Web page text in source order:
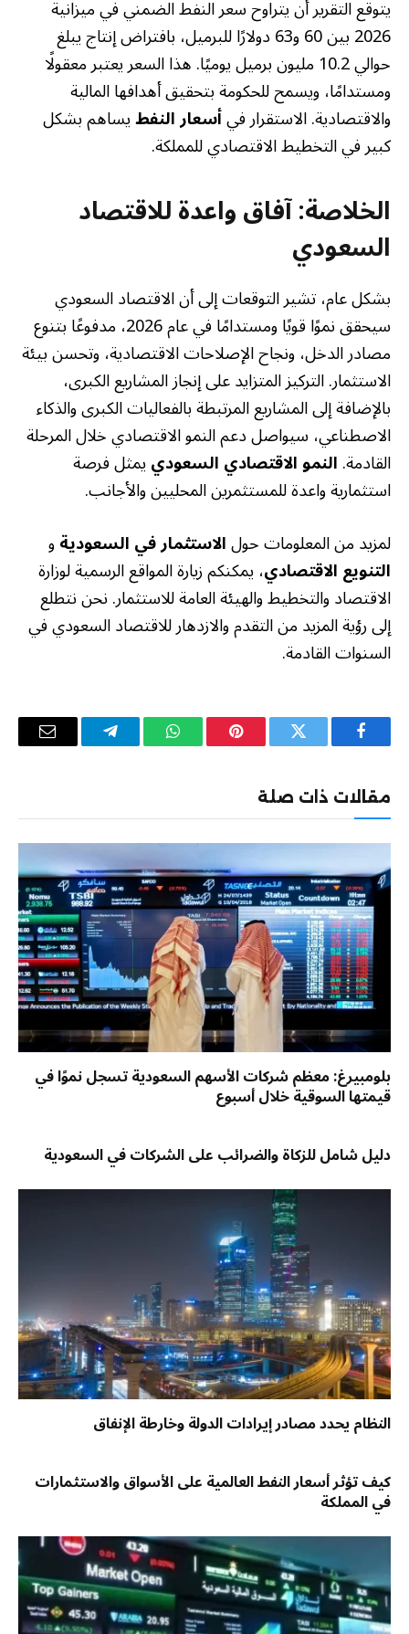
يتوقع التقرير أن يتراوح سعر النفط الضمني في ميزانية
2026 بين 60 و63 دولارًا للبرميل، بافتراض إنتاج يبلغ
حوالي 10.2 مليون برميل يوميًا. هذا السعر يعتبر معقولًا
ومستدامًا، ويسمح للحكومة بتحقيق أهدافها المالية
والاقتصادية. الاستقرار فيأسعار النفطيساهم بشكل
كبير في التخطيط الاقتصادي للمملكة.
الخلاصة: آفاق واعدة للاقتصاد
السعودي
بشكل عام، تشير التوقعات إلى أن الاقتصاد السعودي
سيحقق نموًا قويًا ومستدامًا في عام 2026، مدفوعًا بتنوع
مصادر الدخل، ونجاح الإصلاحات الاقتصادية، وتحسن بيئة
الاستثمار. التركيز المتزايد على إنجاز المشاريع الكبرى،
بالإضافة إلى المشاريع المرتبطة بالفعاليات الكبرى والذكاء
الاصطناعي، سيواصل دعم النمو الاقتصادي خلال المرحلة
القادمة.النمو الاقتصادي السعودييمثل فرصة
استثمارية واعدة للمستثمرين المحليين والأجانب.
لمزيد من المعلومات حولالاستثمار في السعوديةو
التنويع الاقتصادي، يمكنكم زيارة المواقع الرسمية لوزارة
الاقتصاد والتخطيط والهيئة العامة للاستثمار. نحن نتطلع
إلى رؤية المزيد من التقدم والازدهار للاقتصاد السعودي في
السنوات القادمة.
فيسبوك تويتر بينتيريستواتساب تيلقرام
البريد
مقالات ذات صلة
بلومبيرغ: معظم شركات الأسهم السعودية تسجل نموًا في
قيمتها السوقية خلال أسبوع
دليل شامل للزكاة والضرائب على الشركات في السعودية
النظام يحدد مصادر إيرادات الدولة وخارطة الإنفاق
كيف تؤثر أسعار النفط العالمية على الأسواق والاستثمارات
في المملكة